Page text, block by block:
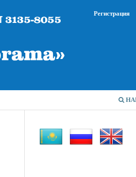
Регистрация